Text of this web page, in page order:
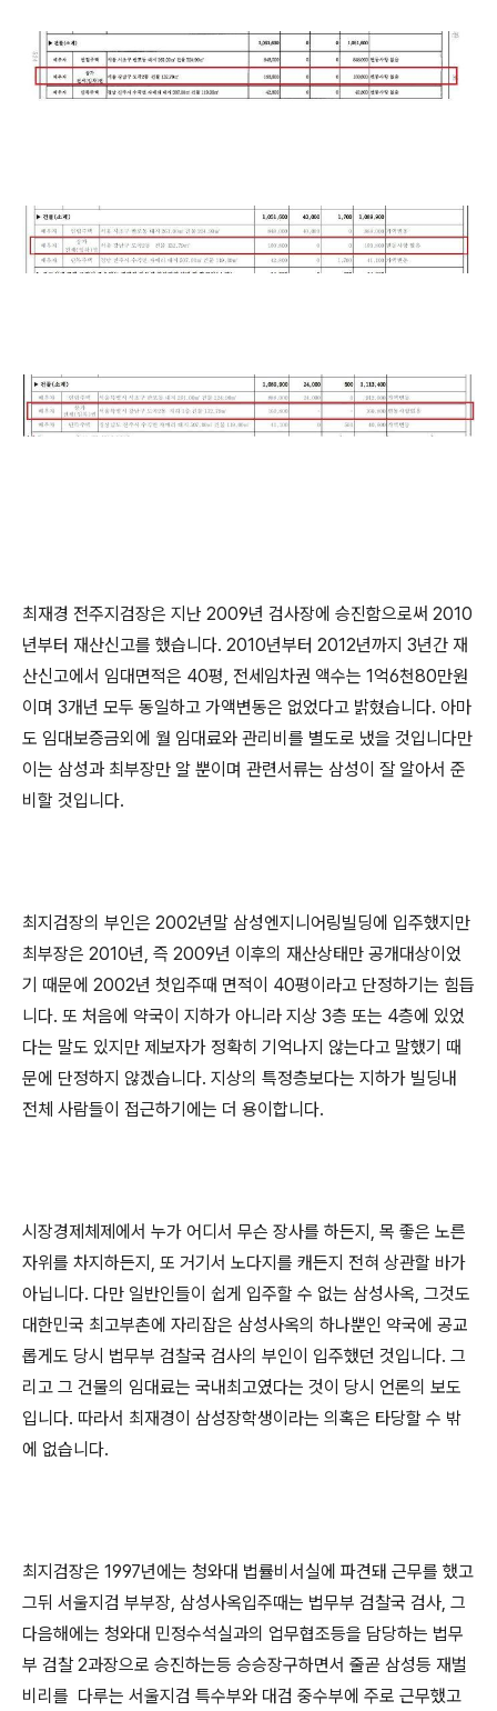
최재경 전주지검장은 지난 2009년 검사장에 승진함으로써 2010
년부터 재산신고를 했습니다. 2010년부터 2012년까지 3년간 재
산신고에서 임대면적은 40평, 전세임차권 액수는 1억6천80만원
이며 3개년 모두 동일하고 가액변동은 없었다고 밝혔습니다. 아마
도 임대보증금외에 월 임대료와 관리비를 별도로 냈을 것입니다만
이는 삼성과 최부장만 알 뿐이며 관련서류는 삼성이 잘 알아서 준
비할 것입니다.
최지검장의 부인은 2002년말 삼성엔지니어링빌딩에 입주했지만
최부장은 2010년, 즉 2009년 이후의 재산상태만 공개대상이었
기 때문에 2002년 첫입주때 면적이 40평이라고 단정하기는 힘듭
니다. 또 처음에 약국이 지하가 아니라 지상 3층 또는 4층에 있었
다는 말도 있지만 제보자가 정확히 기억나지 않는다고 말했기 때
문에 단정하지 않겠습니다. 지상의 특정층보다는 지하가 빌딩내
전체 사람들이 접근하기에는 더 용이합니다.
시장경제체제에서 누가 어디서 무슨 장사를 하든지, 목 좋은 노른
자위를 차지하든지, 또 거기서 노다지를 캐든지 전혀 상관할 바가
아닙니다. 다만 일반인들이 쉽게 입주할 수 없는 삼성사옥, 그것도
대한민국 최고부촌에 자리잡은 삼성사옥의 하나뿐인 약국에 공교
롭게도 당시 법무부 검찰국 검사의 부인이 입주했던 것입니다. 그
리고 그 건물의 임대료는 국내최고였다는 것이 당시 언론의 보도
입니다. 따라서 최재경이 삼성장학생이라는 의혹은 타당할 수 밖
에 없습니다.
최지검장은 1997년에는 청와대 법률비서실에 파견돼 근무를 했고
그뒤 서울지검 부부장, 삼성사옥입주때는 법무부 검찰국 검사, 그
다음해에는 청와대 민정수석실과의 업무협조등을 담당하는 법무
부 검찰 2과장으로 승진하는등 승승장구하면서 줄곧 삼성등 재벌
비리를 다루는 서울지검 특수부와 대검 중수부에 주로 근무했고